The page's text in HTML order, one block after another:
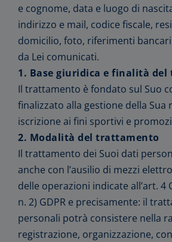
Finale campionato Italiano Singolo Doppio
Campionato Europeo 2019 - Caorle
Squadre Nazionali
1° European Dart Championship
Campionato Europeo 2019
Finale campionato Italiano a Squadre 2024
e cognome, data e luogo di
indirizzo e mail, codice fiscale,
domicilio, foto, riferimenti
da Lei comunicati.
1. Base giuridica e finalità
Il trattamento è fondato sul Suo
finalizzato alla gestione della Sua
iscrizione ai fini sportivi e
2. Modalità del trattamento
Il trattamento dei Suoi dati
anche con l’ausilio di mezzi
delle operazioni indicate all’art. 4
n. 2) GDPR e precisamente: il
personali potrà consistere nella
registrazione, organizzazione,